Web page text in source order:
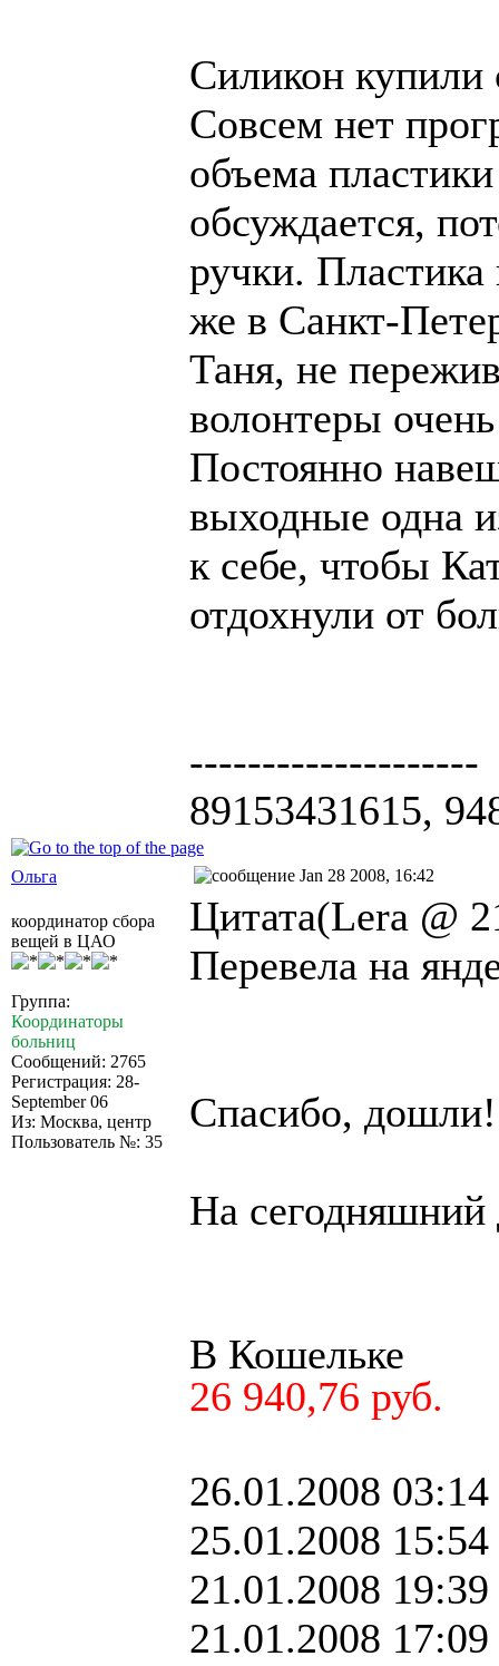
Силикон купили
Совсем нет
объема
обсуждается,
ручки.
же в Санкт-
Таня, не
волонтеры
Постоянно
выходные одна
к себе, чтобы
отдохнули от
--------------------
89153431615,
Ольга Jan 28 2008, 16:42
координатор сбора
вещей в ЦАО
Группа:
Координаторы
больниц
Сообщений: 2765
Регистрация: 28-
September 06
Из: Москва, центр
Пользователь №: 35
Цитата(Lera @
Перевела на
Спасибо, дошли!
На
В Кошельке
26 940,76 руб.
26.01.2008
25.01.2008
21.01.2008
21.01.2008